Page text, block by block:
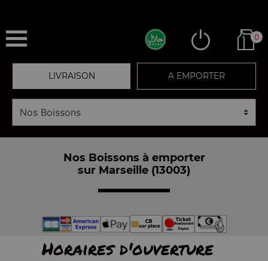
0
LIVRAISON A EMPORTER
Nos Boissons à emporter
sur Marseille (13003)
Horaires d'ouverture